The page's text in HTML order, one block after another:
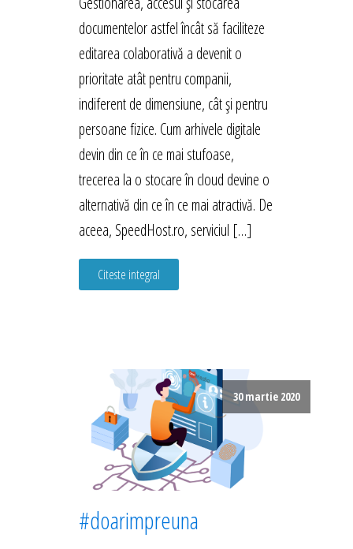
documentelor astfel încât să faciliteze
editarea colaborativă a devenit o
prioritate atât pentru companii,
indiferent de dimensiune, cât și pentru
persoane fizice. Cum arhivele digitale
devin din ce în ce mai stufoase,
trecerea la o stocare în cloud devine o
alternativă din ce în ce mai atractivă. De
aceea, SpeedHost.ro, serviciul […]
Citeste integral
30 martie 2020
#doarimpreuna